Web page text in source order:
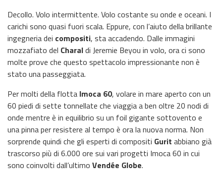
Decollo. Volo intermittente. Volo costante su onde e oceani. I
carichi sono quasi fuori scala. Eppure, con l’aiuto della brillante
ingegneria dei compositi, sta accadendo. Dalle immagini
mozzafiato del Charaldi Jeremie Beyou in volo, ora ci sono
molte prove che questo spettacolo impressionante non è
stato una passeggiata.
Per molti della flotta Imoca 60, volare in mare aperto con un
60 piedi di sette tonnellate che viaggia a ben oltre 20 nodi di
onde mentre è in equilibrio su un foil gigante sottovento e
una pinna per resistere al tempo è ora la nuova norma. Non
sorprende quindi che gli esperti di compositi Gurit abbiano già
trascorso più di 6.000 ore sui vari progetti Imoca 60 in cui
sono coinvolti dall’ultimo Vendée Globe.